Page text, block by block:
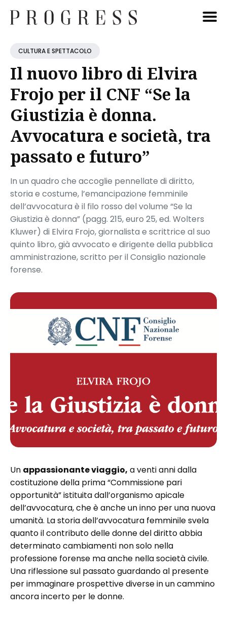
Cerca
CULTURA E SPETTACOLO
Il nuovo libro di Elvira
Frojo per il CNF “Se la
Giustizia è donna.
Avvocatura e società, tra
passato e futuro”
In un quadro che accoglie pennellate di diritto,
storia e costume, l’emancipazione femminile
dell’avvocatura è il filo rosso del volume “Se la
Giustizia è donna” (pagg. 215, euro 25, ed. Wolters
Kluwer) di Elvira Frojo, giornalista e scrittrice al suo
quinto libro, già avvocato e dirigente della pubblica
amministrazione, scritto per il Consiglio nazionale
forense.
Un appassionante viaggio, a venti anni dalla
costituzione della prima “Commissione pari
opportunità” istituita dall’organismo apicale
dell’avvocatura, che è anche un inno per una nuova
umanità. La storia dell’avvocatura femminile svela
quanto il contributo delle donne del diritto abbia
determinato cambiamenti non solo nella
professione forense ma anche nella società civile.
Una riflessione sul passato guardando al presente
per immaginare prospettive diverse in un cammino
ancora incerto per le donne.